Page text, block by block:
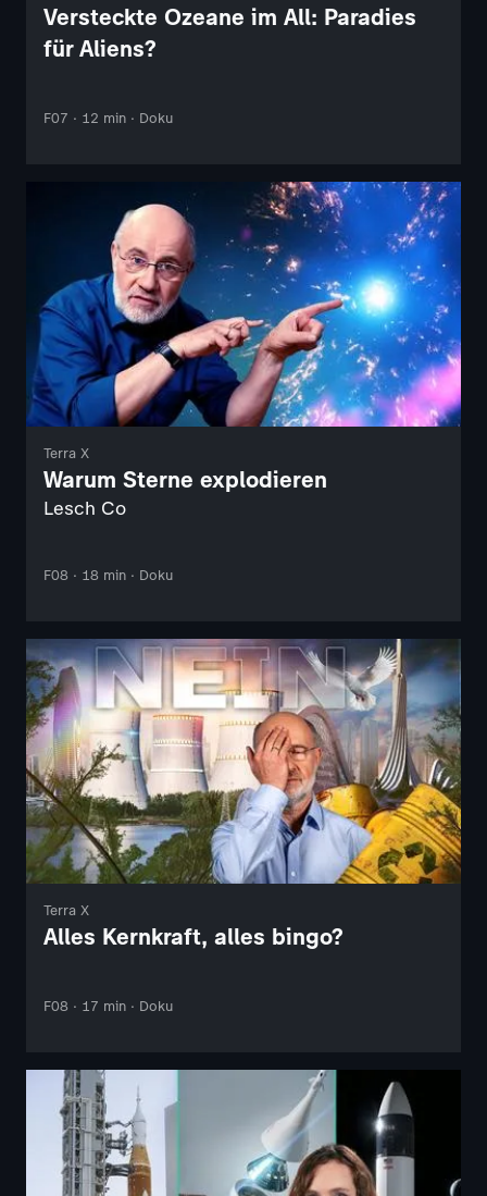
Versteckte Ozeane im All: Paradies
für Aliens?
F07 · 12 min · Doku
Terra X
Warum Sterne explodieren
Lesch Co
F08 · 18 min · Doku
Terra X
Alles Kernkraft, alles bingo?
F08 · 17 min · Doku